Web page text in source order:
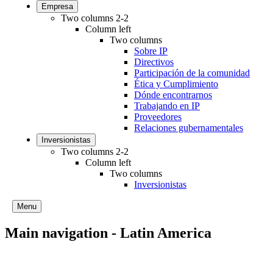
Empresa
Two columns 2-2
Column left
Two columns
Sobre IP
Directivos
Participación de la comunidad
Ética y Cumplimiento
Dónde encontrarnos
Trabajando en IP
Proveedores
Relaciones gubernamentales
Inversionistas
Two columns 2-2
Column left
Two columns
Inversionistas
Menu
Main navigation - Latin America